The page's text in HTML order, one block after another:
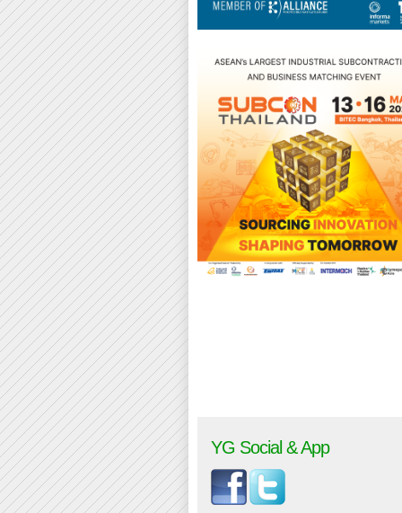
YG Social & App